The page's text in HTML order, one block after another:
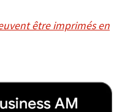
être imprimés en